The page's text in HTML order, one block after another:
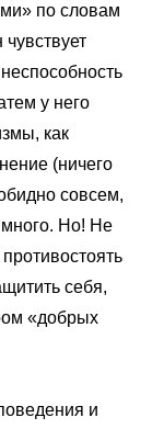
по словам
у него
как
(ничего
совсем,
много. Но! Не
себя,
«добрых
и